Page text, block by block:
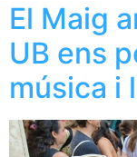
El Maig
UB ens
música i